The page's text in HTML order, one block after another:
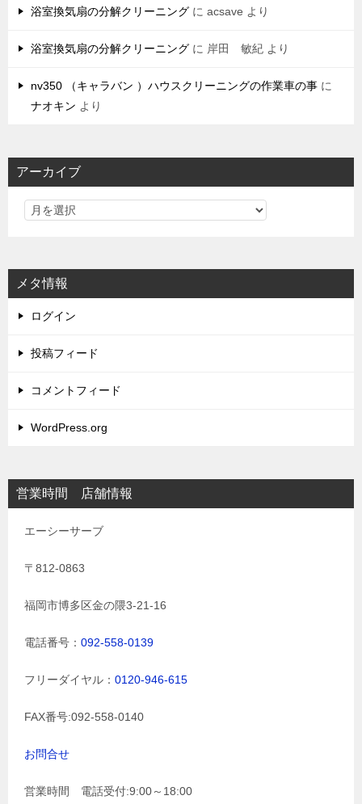
浴室換気扇の分解クリーニング に acsave より
浴室換気扇の分解クリーニング に 岸田 敏紀 より
nv350 （キャラバン ）ハウスクリーニングの作業車の事 に
ナオキン より
アーカイブ
メタ情報
ログイン
投稿フィード
コメントフィード
WordPress.org
営業時間 店舗情報
エーシーサーブ
〒812-0863
福岡市博多区金の隈3-21-16
電話番号： 092-558-0139
フリーダイヤル： 0120-946-615
FAX番号:092-558-0140
お問合せ
営業時間 電話受付:9:00～18:00